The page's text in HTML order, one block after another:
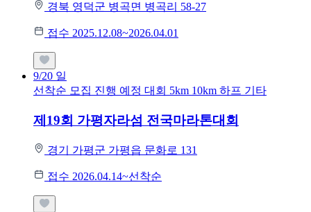
경북 영덕군 병곡면 병곡리 58-27
접수 2025.12.08~2026.04.01
9/20 일
선착순 모집 진행 예정 대회 5km 10km 하프 기타
제19회 가평자라섬 전국마라톤대회
경기 가평군 가평읍 문화로 131
접수 2026.04.14~선착순